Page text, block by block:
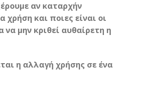
αν καταρχήν
χρήση και ποιες είναι οι
να μην κριθεί αυθαίρετη η
η αλλαγή χρήσης σε ένα